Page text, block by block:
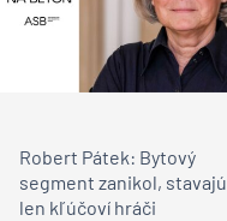
Robert Pátek: Bytový
segment zanikol, stavajú
len kľúčoví hráči